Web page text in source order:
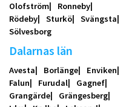
Olofström
Ronneby
Rödeby
Sturkö
Svängsta
Sölvesborg
Dalarnas län
Avesta Borlänge
Enviken
Falun
Furudal
Gagnef
Grangärde
Grängesberg